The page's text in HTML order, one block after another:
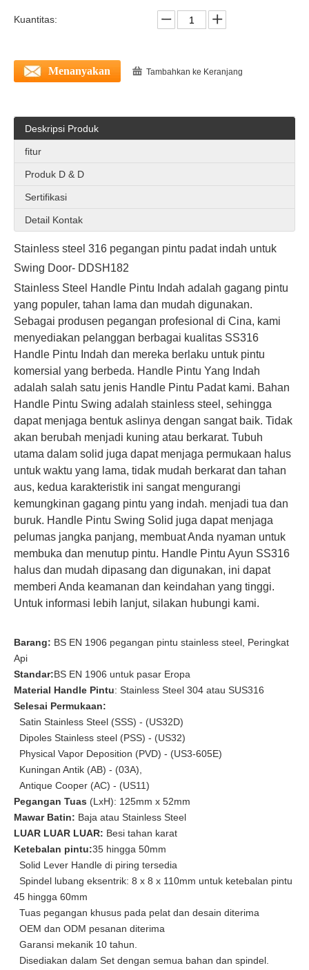
SS304 Pegangan Pintu Padat Populer Untuk Pintu Interior - DDSH205 Stainless Steel 304 Desainer Interior Pegangan Tuas Padat Untuk Pintu Kebakaran-DDSH203
Stainless Steel 304 Pegangan Tuas Padat Kustom Tubular Kustom Untuk Pintu Kayu- DDSH200 Pegangan tuas stainless stainless solid untuk pintu kantor-ddsh199
Stainless Steel Pegangan Pintu Casting Luar Biasa Untuk Pintu Kayu- DDSH198 PSS304 Pegangan Kenop Pintu Tegak Klasik Untuk Pintu Mandi- DDSH192
Stainless Steel Pegangan pintu padat persegi tahan lama dengan mawar bundar untuk pintu kayu- DDSH191
Antirust tegak harga pintu terbaik untuk pintu kamar mandi - ddsh180
Kuantitas:
Menanyakan Tambahkan ke Keranjang
Deskripsi Produk
fitur
Produk D & D
Sertifikasi
Detail Kontak
Stainless steel 316 pegangan pintu padat indah untuk
Swing Door- DDSH182
Stainless Steel Handle Pintu Indah adalah gagang pintu
yang populer, tahan lama dan mudah digunakan.
Sebagai produsen pegangan profesional di Cina, kami
menyediakan pelanggan berbagai kualitas SS316
Handle Pintu Indah dan mereka berlaku untuk pintu
komersial yang berbeda. Handle Pintu Yang Indah
adalah salah satu jenis Handle Pintu Padat kami. Bahan
Handle Pintu Swing adalah stainless steel, sehingga
dapat menjaga bentuk aslinya dengan sangat baik. Tidak
akan berubah menjadi kuning atau berkarat. Tubuh
utama dalam solid juga dapat menjaga permukaan halus
untuk waktu yang lama, tidak mudah berkarat dan tahan
aus, kedua karakteristik ini sangat mengurangi
kemungkinan gagang pintu yang indah. menjadi tua dan
buruk. Handle Pintu Swing Solid juga dapat menjaga
pelumas jangka panjang, membuat Anda nyaman untuk
membuka dan menutup pintu. Handle Pintu Ayun SS316
halus dan mudah dipasang dan digunakan, ini dapat
memberi Anda keamanan dan keindahan yang tinggi.
Untuk informasi lebih lanjut, silakan hubungi kami.
Barang: BS EN 1906 pegangan pintu stainless steel, Peringkat
Api
Standar:BS EN 1906 untuk pasar Eropa
Material Handle Pintu: Stainless Steel 304 atau SUS316
Selesai Permukaan:
Satin Stainless Steel (SSS) - (US32D)
Dipoles Stainless steel (PSS) - (US32)
Physical Vapor Deposition (PVD) - (US3-605E)
Kuningan Antik (AB) - (03A),
Antique Cooper (AC) - (US11)
Pegangan Tuas (LxH): 125mm x 52mm
Mawar Batin: Baja atau Stainless Steel
LUAR LUAR LUAR: Besi tahan karat
Ketebalan pintu:35 hingga 50mm
Solid Lever Handle di piring tersedia
Spindel lubang eksentrik: 8 x 8 x 110mm untuk ketebalan pintu
45 hingga 60mm
Tuas pegangan khusus pada pelat dan desain diterima
OEM dan ODM pesanan diterima
Garansi mekanik 10 tahun.
Disediakan dalam Set dengan semua bahan dan spindel.